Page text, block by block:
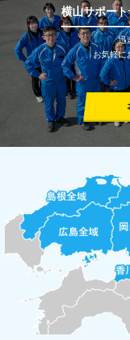
横山サポー
迅
お気軽に